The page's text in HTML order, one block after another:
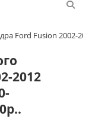
Ford Fusion 2002-
2012